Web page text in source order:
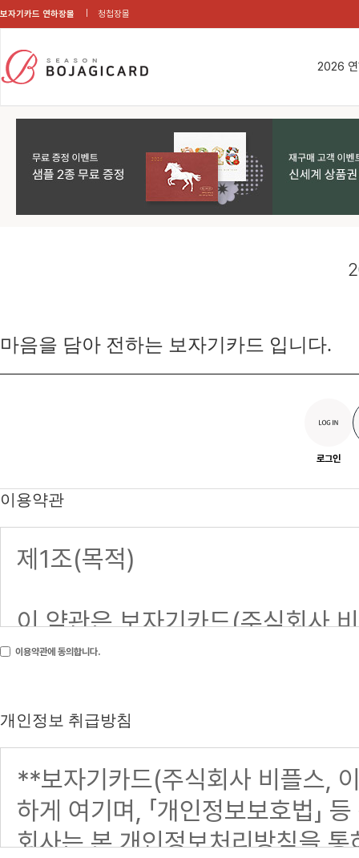
보자기카드 연하장몰 청첩장몰
2026
마음을 담아 전하는 보자기카드 입니다.
로그인
이용약관
이용약관에 동의합니다.
개인정보 취급방침